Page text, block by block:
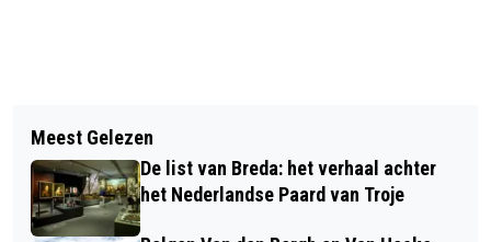
MEER CASH UIT DE MUUR SINDS
OPROEP VOOR CONTANT GELD IN
HUIS
KANS OP 1 MINUUT GRATIS
WINKELEN OP ALDI TETERINGEN
Meest Gelezen
De list van Breda: het verhaal achter
het Nederlandse Paard van Troje